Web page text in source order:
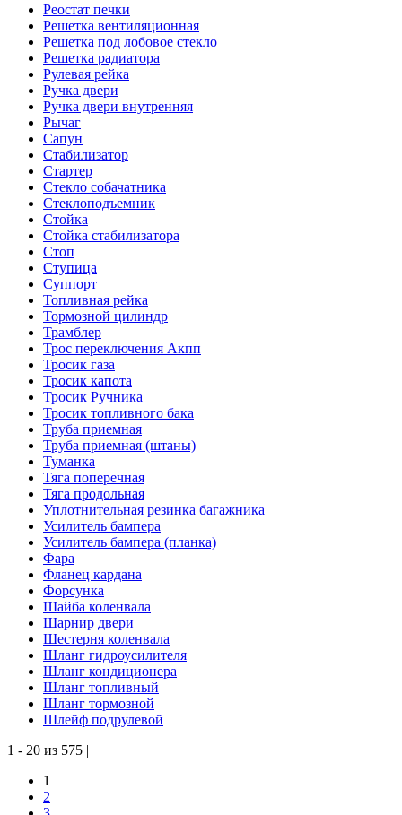
Реостат печки
Решетка вентиляционная
Решетка под лобовое стекло
Решетка радиатора
Рулевая рейка
Ручка двери
Ручка двери внутренняя
Рычаг
Сапун
Стабилизатор
Стартер
Стекло собачатника
Стеклоподъемник
Стойка
Стойка стабилизатора
Стоп
Ступица
Суппорт
Топливная рейка
Тормозной цилиндр
Трамблер
Трос переключения Акпп
Тросик газа
Тросик капота
Тросик Ручника
Тросик топливного бака
Труба приемная
Труба приемная (штаны)
Туманка
Тяга поперечная
Тяга продольная
Уплотнительная резинка багажника
Усилитель бампера
Усилитель бампера (планка)
Фара
Фланец кардана
Форсунка
Шайба коленвала
Шарнир двери
Шестерня коленвала
Шланг гидроусилителя
Шланг кондиционера
Шланг топливный
Шланг тормозной
Шлейф подрулевой
1 - 20 из 575 |
1
2